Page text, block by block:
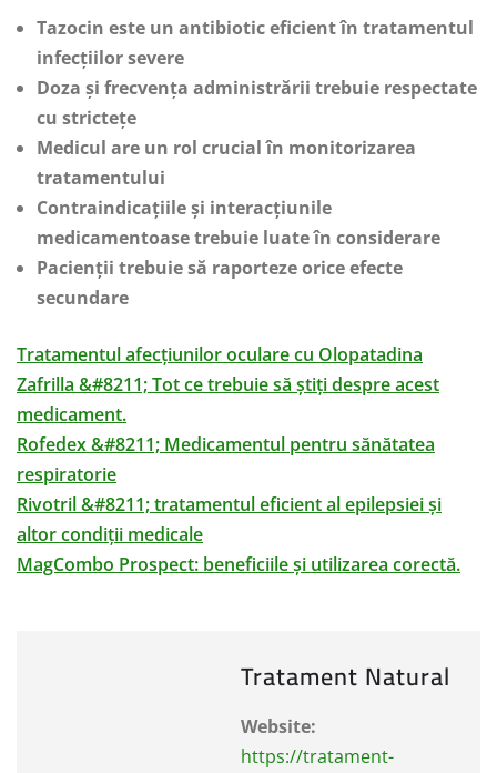
Tazocin este un antibiotic eficient în tratamentul
infecțiilor severe
Doza și frecvența administrării trebuie respectate
cu strictețe
Medicul are un rol crucial în monitorizarea
tratamentului
Contraindicațiile și interacțiunile
medicamentoase trebuie luate în considerare
Pacienții trebuie să raporteze orice efecte
secundare
Tratamentul afecțiunilor oculare cu Olopatadina
Zafrilla &#8211; Tot ce trebuie să știți despre acest
medicament.
Rofedex &#8211; Medicamentul pentru sănătatea
respiratorie
Rivotril &#8211; tratamentul eficient al epilepsiei și
altor condiții medicale
MagCombo Prospect: beneficiile și utilizarea corectă.
Tratament Natural
Website:
https://tratament-